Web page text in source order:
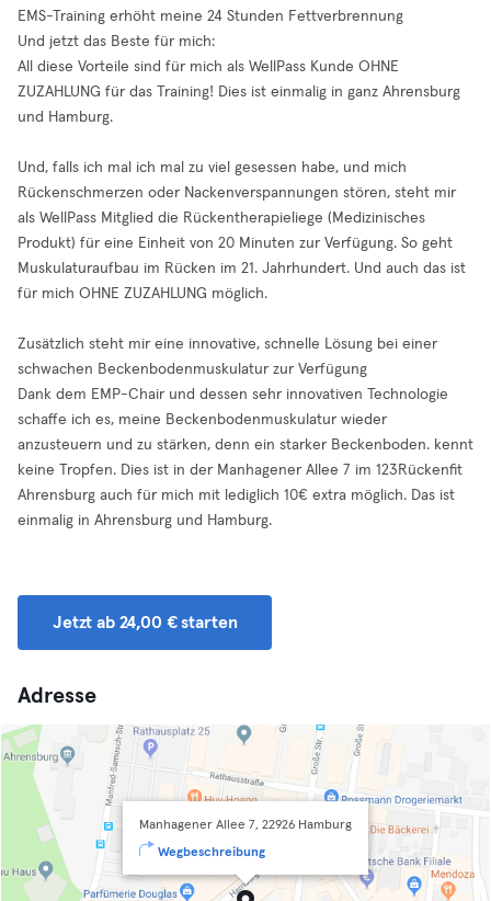
EMS-Training erhöht meine 24 Stunden Fettverbrennung
Und jetzt das Beste für mich:
All diese Vorteile sind für mich als WellPass Kunde OHNE
ZUZAHLUNG für das Training! Dies ist einmalig in ganz Ahrensburg
und Hamburg.
Und, falls ich mal ich mal zu viel gesessen habe, und mich
Rückenschmerzen oder Nackenverspannungen stören, steht mir
als WellPass Mitglied die Rückentherapieliege (Medizinisches
Produkt) für eine Einheit von 20 Minuten zur Verfügung. So geht
Muskulaturaufbau im Rücken im 21. Jahrhundert. Und auch das ist
für mich OHNE ZUZAHLUNG möglich.
Zusätzlich steht mir eine innovative, schnelle Lösung bei einer
schwachen Beckenbodenmuskulatur zur Verfügung
Dank dem EMP-Chair und dessen sehr innovativen Technologie
schaffe ich es, meine Beckenbodenmuskulatur wieder
anzusteuern und zu stärken, denn ein starker Beckenboden. kennt
keine Tropfen. Dies ist in der Manhagener Allee 7 im 123Rückenfit
Ahrensburg auch für mich mit lediglich 10€ extra möglich. Das ist
einmalig in Ahrensburg und Hamburg.
Jetzt ab 24,00 € starten
Adresse
Manhagener Allee 7, 22926 Hamburg
Wegbeschreibung